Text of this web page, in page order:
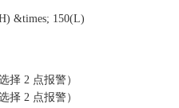
&times; 150(L)
择 2 点报警）
择 2 点报警）